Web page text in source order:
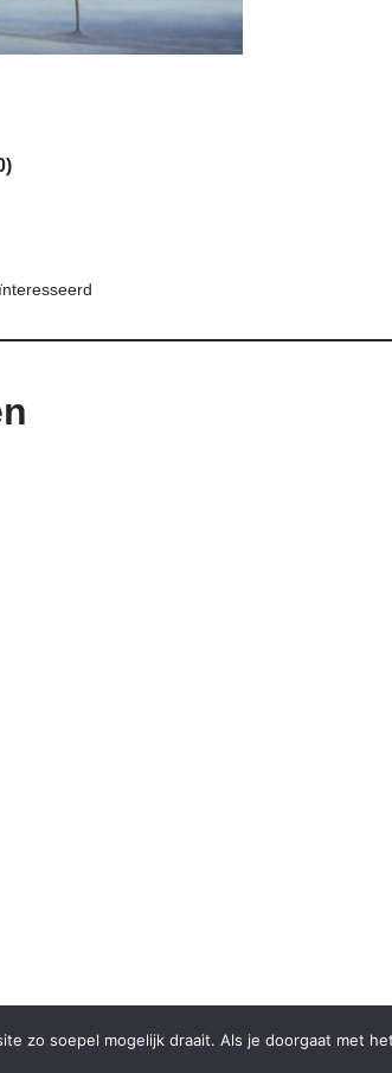
Nunspeet | Proudly designed by Studio Rosy
zo soepel mogelijk draait. Als je doorgaat met